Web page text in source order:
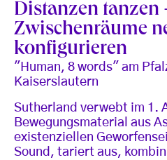
Distanzen tanzen
Zwischenräume
konfigurieren
"Human, 8 words" am
Kaiserslautern
Sutherland verwebt im 1.
Bewegungsmaterial aus
existenziellen
Sound, tariert aus,